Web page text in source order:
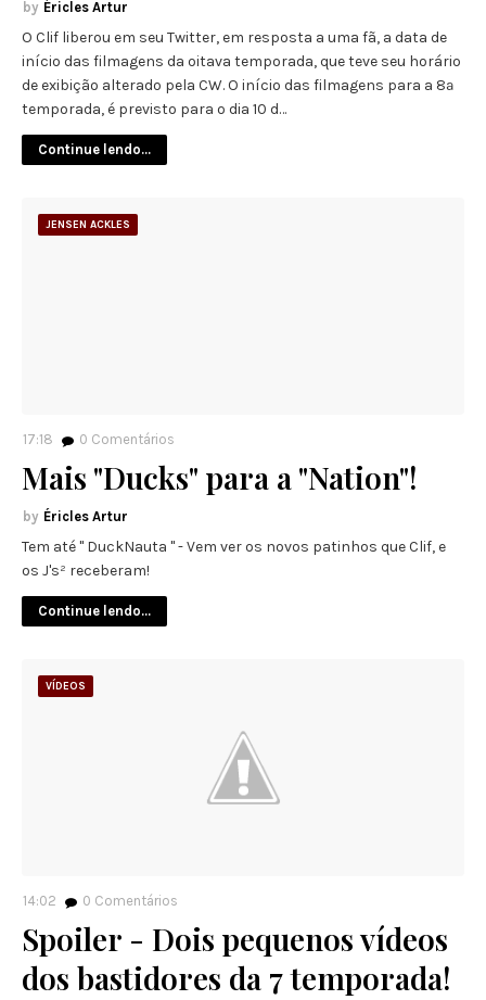
Éricles Artur
O Clif liberou em seu Twitter, em resposta a uma fã, a data de
início das filmagens da oitava temporada, que teve seu horário
de exibição alterado pela CW. O início das filmagens para a 8ª
temporada, é previsto para o dia 10 d…
Continue lendo...
JENSEN ACKLES
17:18 0 Comentários
Mais "Ducks" para a "Nation"!
Éricles Artur
Tem até " DuckNauta " - Vem ver os novos patinhos que Clif, e
os J's² receberam!
Continue lendo...
VÍDEOS
14:02 0 Comentários
Spoiler - Dois pequenos vídeos
dos bastidores da 7 temporada!